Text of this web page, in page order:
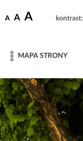
A A A kontrast:
MAPA STRONY